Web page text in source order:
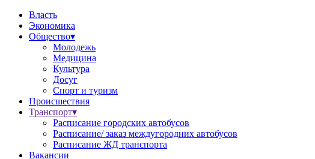
Власть
Экономика
Общество▾
Молодежь
Медицина
Культура
Досуг
Спорт и туризм
Происшествия
Транспорт▾
Расписание городских автобусов
Расписание/ заказ междугородних автобусов
Расписание ЖД транспорта
Вакансии